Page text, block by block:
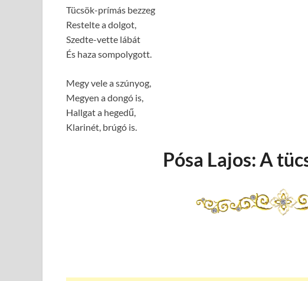
Tücsök-prímás bezzeg
Restelte a dolgot,
Szedte-vette lábát
És haza sompolygott.
Megy vele a szúnyog,
Megyen a dongó is,
Hallgat a hegedű,
Klarinét, brúgó is.
Pósa Lajos: A